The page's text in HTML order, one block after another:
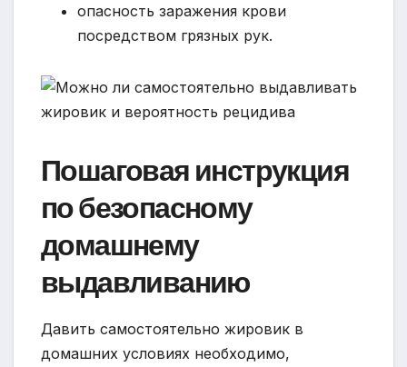
опасность заражения крови
посредством грязных рук.
Пошаговая инструкция
по безопасному
домашнему
выдавливанию
Давить самостоятельно жировик в
домашних условиях необходимо,